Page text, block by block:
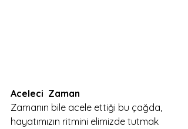
Aceleci  Zaman
Zamanın bile acele ettiği bu çağda,
hayatımızın ritmini elimizde tutmak